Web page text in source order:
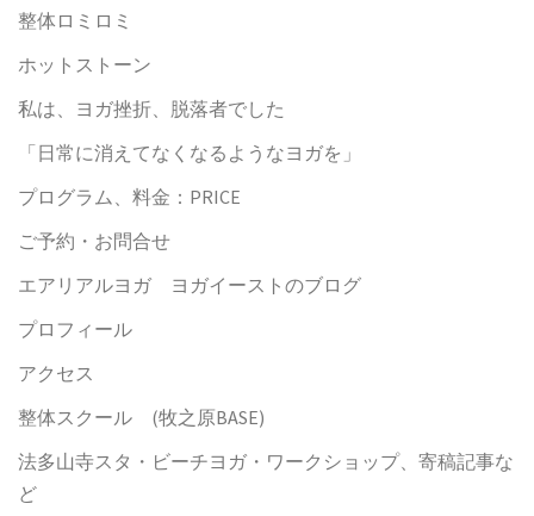
整体ロミロミ
ホットストーン
私は、ヨガ挫折、脱落者でした
「日常に消えてなくなるようなヨガを」
プログラム、料金：PRICE
ご予約・お問合せ
エアリアルヨガ ヨガイーストのブログ
プロフィール
アクセス
整体スクール (牧之原BASE)
法多山寺スタ・ビーチヨガ・ワークショップ、寄稿記事な
ど